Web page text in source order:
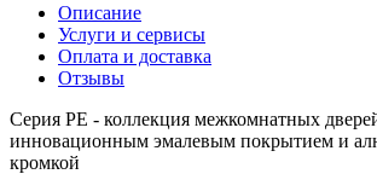
Описание
Услуги и сервисы
Оплата и доставка
Отзывы
Серия РЕ - коллекция межкомнатных
инновационным эмалевым покрытием и
кромкой